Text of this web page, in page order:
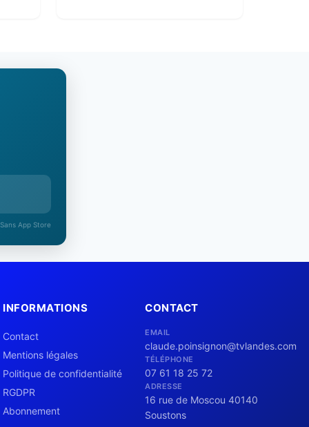
App Store
INFORMATIONS
Contact
Mentions légales
Politique de confidentialité
RGDPR
Abonnement
CONTACT
EMAIL
claude.poinsignon@tvlandes.com
TÉLÉPHONE
07 61 18 25 72
ADRESSE
16 rue de Moscou 40140
Soustons